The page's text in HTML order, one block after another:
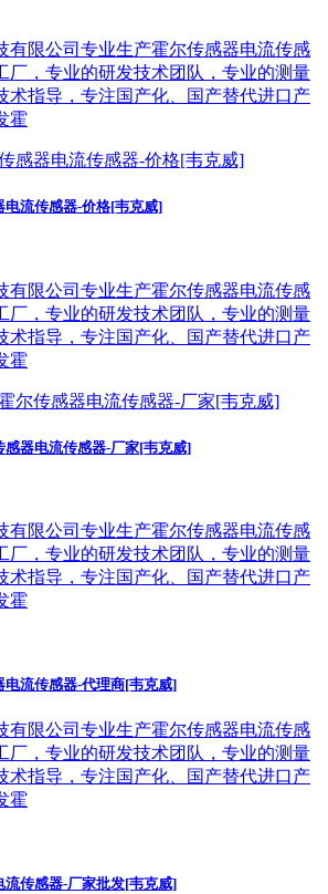
有限公司专业生产霍尔传感器电流传感
厂，专业的研发技术团队，专业的测量
术指导，专注国产化、国产替代进口产
霍
电流传感器-价格[韦克威]
有限公司专业生产霍尔传感器电流传感
厂，专业的研发技术团队，专业的测量
术指导，专注国产化、国产替代进口产
霍
感器电流传感器-厂家[韦克威]
有限公司专业生产霍尔传感器电流传感
厂，专业的研发技术团队，专业的测量
术指导，专注国产化、国产替代进口产
霍
电流传感器-代理商[韦克威]
有限公司专业生产霍尔传感器电流传感
厂，专业的研发技术团队，专业的测量
术指导，专注国产化、国产替代进口产
霍
流传感器-厂家批发[韦克威]